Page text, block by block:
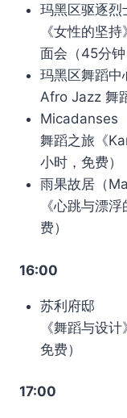
玛黑区驱逐烈
《女性的坚
面会（45分钟
玛黑区舞蹈
Afro Jazz 舞
Micadanses
舞蹈之旅《
小时，免费）
雨果故居（
《心跳与漂
费）
16:00
苏利府邸
《舞蹈与设
免费）
17:00